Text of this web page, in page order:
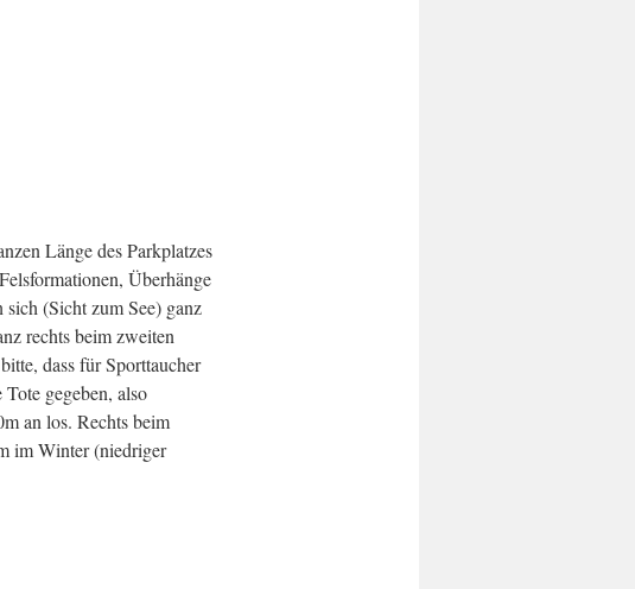
Länge des Parkplatzes
Überhänge
(Sicht zum See) ganz
rechts beim zweiten
dass für Sporttaucher
gegeben, also
an los. Rechts beim
im Winter (niedriger